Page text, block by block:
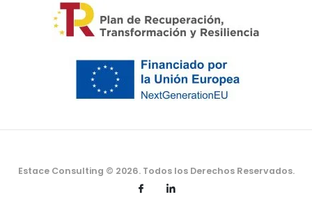
Estace Consulting © 2026. Todos los Derechos Reservados.